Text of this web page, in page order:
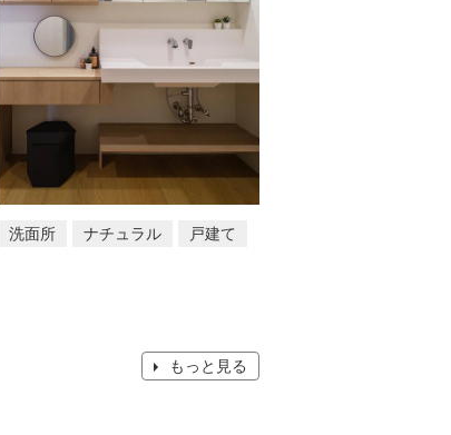
洗面所 ナチュラル 戸建て
もっと見る